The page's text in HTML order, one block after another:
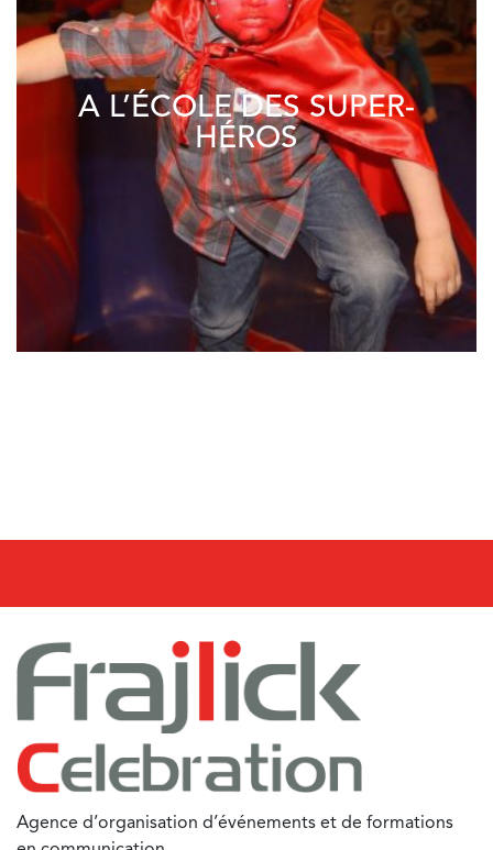
A L’ÉCOLE DES SUPER-
HÉROS
Agence d’organisation d’événements et de formations